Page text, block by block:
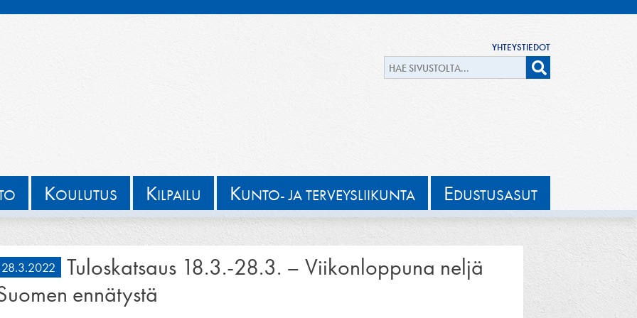
YHTEYSTIEDOT
KOULUTUS KILPAILU KUNTO- JA TERVEYSLIIKUNTA EDUSTUSASUT
28.3.2022
Tuloskatsaus 18.3.-28.3. – Viikonloppuna neljä
ennätystä